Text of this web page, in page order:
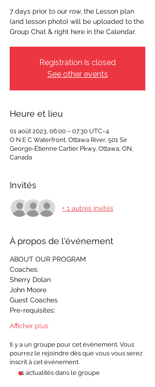
7 days prior to our row, the Lesson plan
(and lesson photo) will be uploaded to the
Group Chat & right here in the Calendar.
Registration is closed
See other events
Heure et lieu
01 août 2023, 06:00 – 07:30 UTC−4
O N E C Waterfront, Ottawa River, 501 Sir
George-Étienne Cartier Pkwy, Ottawa, ON,
Canada
Invités
+ 1 autres invités
À propos de l'événement
ABOUT OUR PROGRAM
Coaches:
Sherry Dolan
John Moore
Guest Coaches
Pre-requisites:
Afficher plus
Il y a un groupe pour cet événement. Vous
pourrez le rejoindre dès que vous vous serez
inscrit à cet événement.
11 actualités dans le groupe